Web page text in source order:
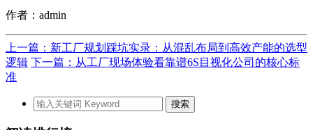
作者：admin
上一篇：新工厂规划踩坑实录：从混乱布局到高效产能的选型
逻辑 下一篇：从工厂现场体验看靠谱6S目视化公司的核心标
准